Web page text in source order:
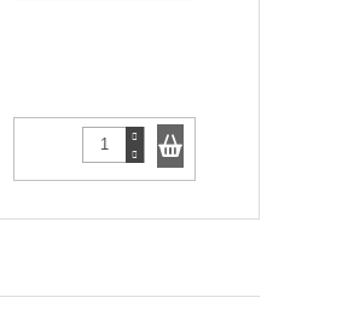
Do košíka